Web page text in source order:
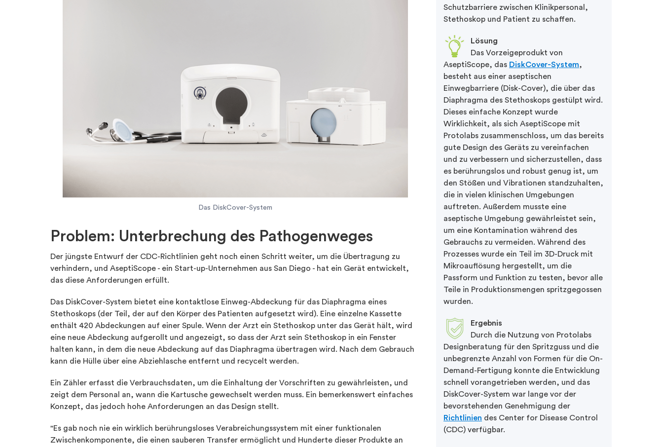
Das DiskCover-System
Problem: Unterbrechung des Pathogenweges
Der jüngste Entwurf der CDC-Richtlinien geht noch einen Schritt weiter, um die Übertragung zu
verhindern, und AseptiScope - ein Start-up-Unternehmen aus San Diego - hat ein Gerät entwickelt,
das diese Anforderungen erfüllt.
Das DiskCover-System bietet eine kontaktlose Einweg-Abdeckung für das Diaphragma eines
Stethoskops (der Teil, der auf den Körper des Patienten aufgesetzt wird). Eine einzelne Kassette
enthält 420 Abdeckungen auf einer Spule. Wenn der Arzt ein Stethoskop unter das Gerät hält, wird
eine neue Abdeckung aufgerollt und angezeigt, so dass der Arzt sein Stethoskop in ein Fenster
halten kann, in dem die neue Abdeckung auf das Diaphragma übertragen wird. Nach dem Gebrauch
kann die Hülle über eine Abziehlasche entfernt und recycelt werden.
Ein Zähler erfasst die Verbrauchsdaten, um die Einhaltung der Vorschriften zu gewährleisten, und
zeigt dem Personal an, wann die Kartusche gewechselt werden muss. Ein bemerkenswert einfaches
Konzept, das jedoch hohe Anforderungen an das Design stellt.
"Es gab noch nie ein wirklich berührungsloses Verabreichungssystem mit einer funktionalen
Zwischenkomponente, die einen sauberen Transfer ermöglicht und Hunderte dieser Produkte an
Schutzbarriere zwischen Klinikpersonal,
Stethoskop und Patient zu schaffen.
Lösung
Das Vorzeigeprodukt von
AseptiScope, das DiskCover-System,
besteht aus einer aseptischen
Einwegbarriere (Disk-Cover), die über das
Diaphragma des Stethoskops gestülpt wird.
Dieses einfache Konzept wurde
Wirklichkeit, als sich AseptiScope mit
Protolabs zusammenschloss, um das bereits
gute Design des Geräts zu vereinfachen
und zu verbessern und sicherzustellen, dass
es berührungslos und robust genug ist, um
den Stößen und Vibrationen standzuhalten,
die in vielen klinischen Umgebungen
auftreten. Außerdem musste eine
aseptische Umgebung gewährleistet sein,
um eine Kontamination während des
Gebrauchs zu vermeiden. Während des
Prozesses wurde ein Teil im 3D-Druck mit
Mikroauflösung hergestellt, um die
Passform und Funktion zu testen, bevor alle
Teile in Produktionsmengen spritzgegossen
wurden.
Ergebnis
Durch die Nutzung von Protolabs
Designberatung für den Spritzguss und die
unbegrenzte Anzahl von Formen für die On-
Demand-Fertigung konnte die Entwicklung
schnell vorangetrieben werden, und das
DiskCover-System war lange vor der
bevorstehenden Genehmigung der
Richtlinien des Center for Disease Control
(CDC) verfügbar.